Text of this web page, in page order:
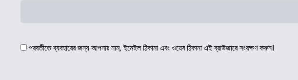
পরবর্তীতে ব্যবহারের জন্য আপনার নাম, ইমেইল ঠিকানা এবং ওয়েব ঠিকানা এই ব্রাউজারে সংরক্ষণ করুন।